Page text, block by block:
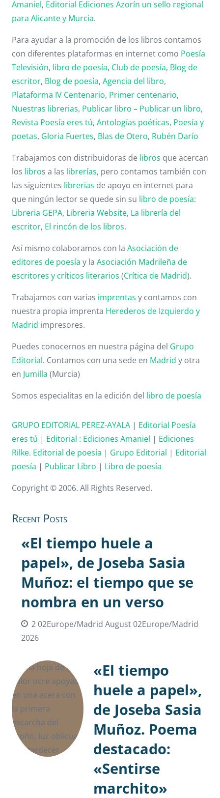
Amaniel, Editorial Ediciones Azorín un sello regional
para Alicante y Murcia.
Para ayudar a la promoción de los libros contamos
con diferentes plataformas en internet como Poesía
Televisión, libro de poesía, Club de poesía, Blog de
escritor, Blog de poesía, Agencia del libro,
Plataforma IV Centenario, Primer centenario,
Nuestras librerias, Publicar libro – Publicar un libro,
Revista Poesía eres tú, Antologías poéticas, Poesía y
poetas, Gloria Fuertes, Blas de Otero, Rubén Darío
Trabajamos con distribuidoras de libros que acercan
los libros a las librerías, pero contamos también con
las siguientes librerias de apoyo en internet para
que ningún lector se quede sin su libro de poesía:
Libreria GEPA, Libreria Website, La librería del
escritor, El rincón de los libros.
Así mismo colaboramos con la Asociación de
editores de poesía y la Asociación Madrileña de
escritores y críticos literarios (Crítica de Madrid).
Trabajamos con varias imprentas y contamos con
nuestra propia imprenta Herederos de Izquierdo y
Madrid impresores.
Puedes conocernos en nuestra página del Grupo
Editorial. Contamos con una sede en Madrid y otra
en Jumilla (Murcia)
Somos especialitas en la edición del libro de poesía
GRUPO EDITORIAL PEREZ-AYALA | Editorial Poesía
eres tú | Editorial : Ediciones Amaniel | Ediciones
Rilke. Editorial de poesía | Grupo Editorial | Editorial
poesía | Publicar Libro | Libro de poesía
Copyright © 2006. All Rights Reserved.
Recent Posts
«El tiempo huele a
papel», de Joseba Sasia
Muñoz: el tiempo que se
nombra en un verso
2 02Europe/Madrid August 02Europe/Madrid
2026
«El tiempo
huele a papel»,
de Joseba Sasia
Muñoz. Poema
destacado:
«Sentirse
marchito»